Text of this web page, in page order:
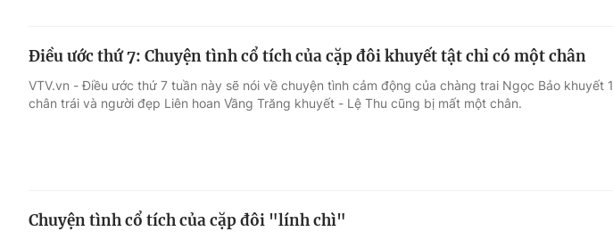
Điện ảnh
Âm nhạc
Sao
Du lịch
Làm đẹp
Chất lượng cuộc sống
Tuyển sinh
Học trực tuyến
Điều ước thứ 7: Chuyện tình cổ tích của cặp đôi khuyết tật chỉ có một chân
VTV.vn - Điều ước thứ 7 tuần này sẽ nói về chuyện tình cảm động của chàng trai Ngọc Bảo khuyết 1
chân trái và người đẹp Liên hoan Vầng Trăng khuyết - Lệ Thu cũng bị mất một chân.
Chuyện tình cổ tích của cặp đôi "lính chì"